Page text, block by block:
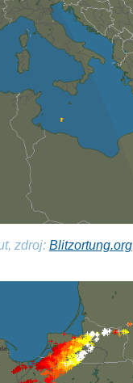
zdroj:Blitzortung.org